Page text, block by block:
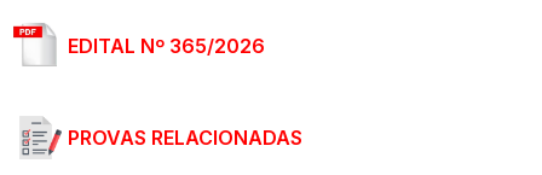
EDITAL Nº 365/2026
PROVAS RELACIONADAS